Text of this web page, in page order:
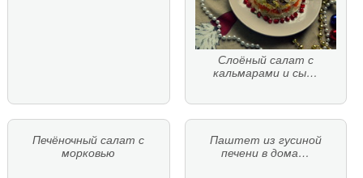
Слоёный салат с
кальмарами и сы…
Печёночный салат с
морковью
Паштет из гусиной
печени в дома…